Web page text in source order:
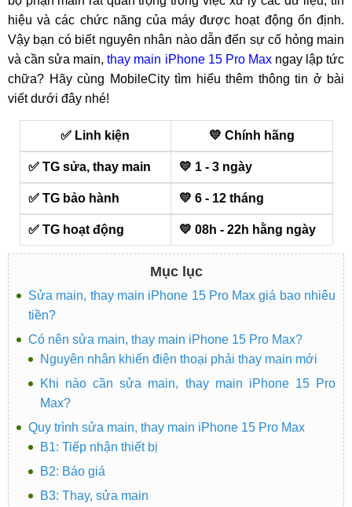
hiệu và các chức năng của máy được hoạt động ổn định.
Vậy bạn có biết nguyên nhân nào dẫn đến sự cố hỏng main
và cần sửa main,thay main iPhone 15 Pro Maxngay lập tức
chữa? Hãy cùng MobileCity tìm hiểu thêm thông tin ở bài
viết dưới đây nhé!
✅ Linh kiện 💛 Chính hãng
✅ TG sửa, thay main 💛 1 - 3 ngày
✅ TG bảo hành 💛 6 - 12 tháng
✅ TG hoạt động 💛 08h - 22h hằng ngày
Mục lục
Sửa main, thay main iPhone 15 Pro Max giá bao nhiêu
tiền?
Có nên sửa main, thay main iPhone 15 Pro Max?
Nguyên nhân khiến điện thoại phải thay main mới
Khi nào cần sửa main, thay main iPhone 15 Pro
Max?
Quy trình sửa main, thay main iPhone 15 Pro Max
B1: Tiếp nhận thiết bị
B2: Báo giá
B3: Thay, sửa main